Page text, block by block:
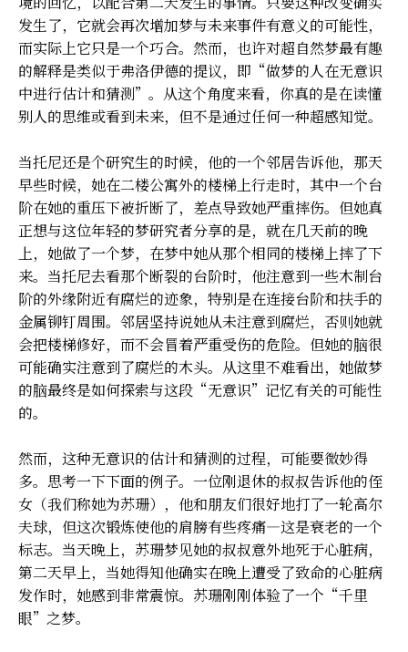
发生了，它就会再次增加梦与未来事件有意义的可能性，
而实际上它只是一个巧合。然而，也许对超自然梦最有趣
的解释是类似于弗洛伊德的提议，即“做梦的人在无意识
中进行估计和猜测”。从这个角度来看，你真的是在读懂
别人的思维或看到未来，但不是通过任何一种超感知觉。
当托尼还是个研究生的时候，他的一个邻居告诉他，那天
早些时候，她在二楼公寓外的楼梯上行走时，其中一个台
阶在她的重压下被折断了，差点导致她严重摔伤。但她真
正想与这位年轻的梦研究者分享的是，就在几天前的晚
上，她做了一个梦，在梦中她从那个相同的楼梯上摔了下
来。当托尼去看那个断裂的台阶时，他注意到一些木制台
阶的外缘附近有腐烂的迹象，特别是在连接台阶和扶手的
金属铆钉周围。邻居坚持说她从未注意到腐烂，否则她就
会把楼梯修好，而不会冒着严重受伤的危险。但她的脑很
可能确实注意到了腐烂的木头。从这里不难看出，她做梦
的脑最终是如何探索与这段“无意识”记忆有关的可能性
的。
然而，这种无意识的估计和猜测的过程，可能要微妙得
多。思考一下下面的例子。一位刚退休的叔叔告诉他的侄
女（我们称她为苏珊），他和朋友们很好地打了一轮高尔
夫球，但这次锻炼使他的肩膀有些疼痛—这是衰老的一个
标志。当天晚上，苏珊梦见她的叔叔意外地死于心脏病，
第二天早上，当她得知他确实在晚上遭受了致命的心脏病
发作时，她感到非常震惊。苏珊刚刚体验了一个“千里
眼”之梦。